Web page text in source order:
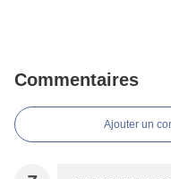
Commentaires
Ajouter un